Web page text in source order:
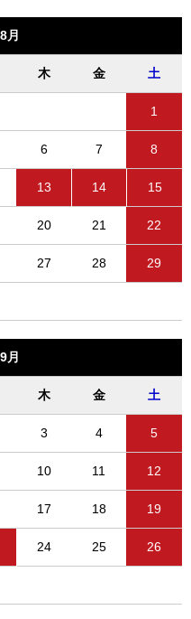
月
木 金 土
1
6 7 8
13 14 15
20 21 22
27 28 29
月
木 金 土
3 4 5
10 11 12
17 18 19
24 25 26